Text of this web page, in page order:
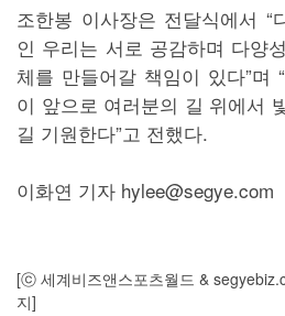
조한봉 이사장은 전달식에서 “
인 우리는 서로 공감하며 다양
체를 만들어갈 책임이 있다”며
이 앞으로 여러분의 길 위에서
길 기원한다”고 전했다.
이화연 기자 hylee@segye.com
[ⓒ 세계비즈앤스포츠월드 &
지]